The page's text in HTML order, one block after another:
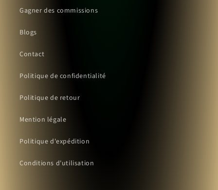
Gagner des commissions
Blogs
Contact
Politique de confidentialité
Politique de retour
Mention légale
Politique d'expédition
Conditions d'utilisation